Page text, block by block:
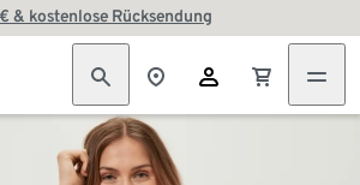
& kostenlose Rücksendung